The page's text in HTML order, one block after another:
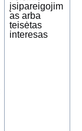
įsipareigojim
as arba
teisėtas
interesas